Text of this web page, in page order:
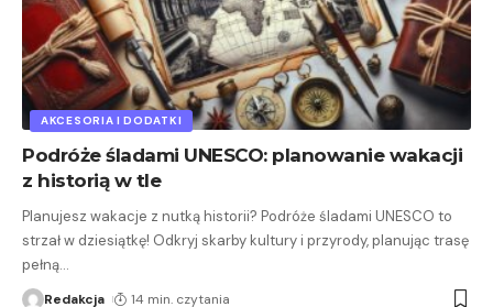
AKCESORIA I DODATKI
Podróże śladami UNESCO: planowanie wakacji
z historią w tle
Planujesz wakacje z nutką historii? Podróże śladami UNESCO to
strzał w dziesiątkę! Odkryj skarby kultury i przyrody, planując trasę
pełną…
Redakcja 14 min. czytania